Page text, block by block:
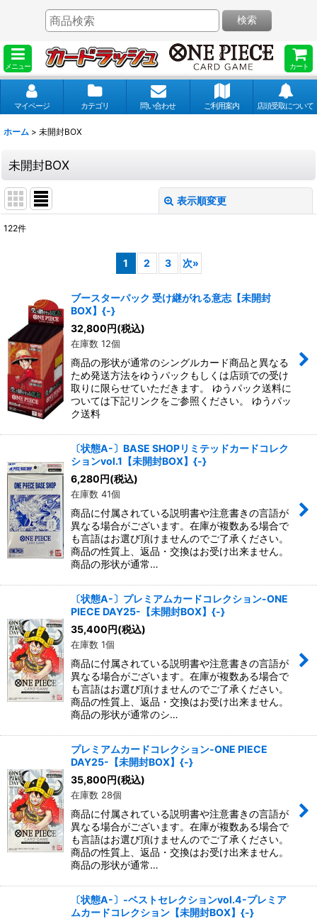
メニュー カート
検索
マイページ カテゴリ 問い合わせ ご利用案内 店頭受取について
ホーム > 未開封BOX
未開封BOX
表示順変更
122件
1 2 3 次»
ブースターパック 受け継がれる意志【未開封
BOX】{-}
32,800円(税込)
在庫数 12個
商品の形状が通常のシングルカード商品と異なる
ため発送方法をゆうパックもしくは店頭での受け
取りに限らせていただきます。 ゆうパック送料に
ついては下記リンクをご参照ください。 ゆうパッ
ク送料
〔状態A-〕BASE SHOPリミテッドカードコレク
ションvol.1【未開封BOX】{-}
6,280円(税込)
在庫数 41個
商品に付属されている説明書や注意書きの言語が
異なる場合がございます。在庫が複数ある場合で
も言語はお選び頂けませんのでご了承ください。
商品の性質上、返品・交換はお受け出来ません。
商品の形状が通常…
〔状態A-〕プレミアムカードコレクション-ONE
PIECE DAY25-【未開封BOX】{-}
35,400円(税込)
在庫数 1個
商品に付属されている説明書や注意書きの言語が
異なる場合がございます。在庫が複数ある場合で
も言語はお選び頂けませんのでご了承ください。
商品の性質上、返品・交換はお受け出来ません。
商品の形状が通常のシ…
プレミアムカードコレクション-ONE PIECE
DAY25-【未開封BOX】{-}
35,800円(税込)
在庫数 28個
商品に付属されている説明書や注意書きの言語が
異なる場合がございます。在庫が複数ある場合で
も言語はお選び頂けませんのでご了承ください。
商品の性質上、返品・交換はお受け出来ません。
商品の形状が通常…
〔状態A-〕-ベストセレクションvol.4-プレミア
ムカードコレクション【未開封BOX】{-}